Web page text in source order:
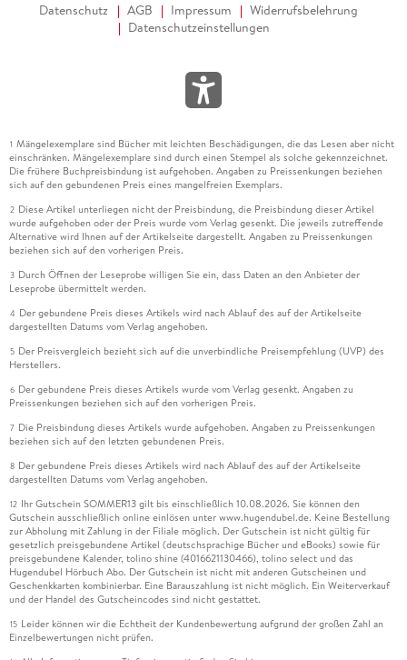
Datenschutz AGB Impressum
Widerrufsbelehrung
Datenschutzeinstellungen
1 Mängelexemplare sind Bücher mit leichten Beschädigungen, die das Lesen aber nicht
einschränken. Mängelexemplare sind durch einen Stempel als solche gekennzeichnet.
Die frühere Buchpreisbindung ist aufgehoben. Angaben zu Preissenkungen beziehen
sich auf den gebundenen Preis eines mangelfreien Exemplars.
2 Diese Artikel unterliegen nicht der Preisbindung, die Preisbindung dieser Artikel
wurde aufgehoben oder der Preis wurde vom Verlag gesenkt. Die jeweils zutreffende
Alternative wird Ihnen auf der Artikelseite dargestellt. Angaben zu Preissenkungen
beziehen sich auf den vorherigen Preis.
3 Durch Öffnen der Leseprobe willigen Sie ein, dass Daten an den Anbieter der
Leseprobe übermittelt werden.
4 Der gebundene Preis dieses Artikels wird nach Ablauf des auf der Artikelseite
dargestellten Datums vom Verlag angehoben.
5 Der Preisvergleich bezieht sich auf die unverbindliche Preisempfehlung (UVP) des
Herstellers.
6 Der gebundene Preis dieses Artikels wurde vom Verlag gesenkt. Angaben zu
Preissenkungen beziehen sich auf den vorherigen Preis.
7 Die Preisbindung dieses Artikels wurde aufgehoben. Angaben zu Preissenkungen
beziehen sich auf den letzten gebundenen Preis.
8 Der gebundene Preis dieses Artikels wird nach Ablauf des auf der Artikelseite
dargestellten Datums vom Verlag angehoben.
12 Ihr Gutschein SOMMER13 gilt bis einschließlich 10.08.2026. Sie können den
Gutschein ausschließlich online einlösen unter www.hugendubel.de. Keine Bestellung
zur Abholung mit Zahlung in der Filiale möglich. Der Gutschein ist nicht gültig für
gesetzlich preisgebundene Artikel (deutschsprachige Bücher und eBooks) sowie für
preisgebundene Kalender, tolino shine (4016621130466), tolino select und das
Hugendubel Hörbuch Abo. Der Gutschein ist nicht mit anderen Gutscheinen und
Geschenkkarten kombinierbar. Eine Barauszahlung ist nicht möglich. Ein Weiterverkauf
und der Handel des Gutscheincodes sind nicht gestattet.
15 Leider können wir die Echtheit der Kundenbewertung aufgrund der großen Zahl an
Einzelbewertungen nicht prüfen.